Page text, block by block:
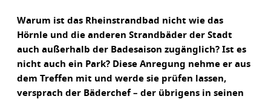
Warum ist das Rheinstrandbad nicht wie das
Hörnle und die anderen Strandbäder der Stadt
auch außerhalb der Badesaison zugänglich? Ist es
nicht auch ein Park? Diese Anregung nehme er aus
dem Treffen mit und werde sie prüfen lassen,
versprach der Bäderchef – der übrigens in seinen